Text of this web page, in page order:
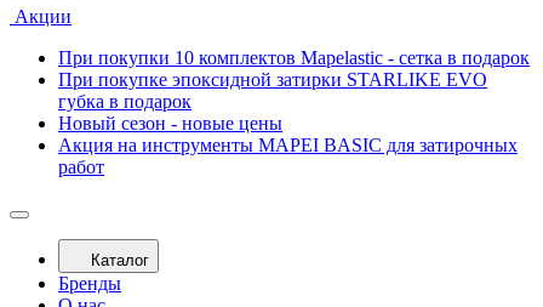
Акции
При покупки 10 комплектов Mapelastic - сетка в подарок
При покупке эпоксидной затирки STARLIKE EVO
губка в подарок
Новый сезон - новые цены
Акция на инструменты MAPEI BASIC для затирочных
работ
Каталог
Бренды